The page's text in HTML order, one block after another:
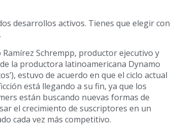
desarrollos activos. Tienes que elegir con
Ramírez Schrempp, productor ejecutivo y
la productora latinoamericana Dynamo
estuvo de acuerdo en que el ciclo actual
está llegando a su fin, ya que los
están buscando nuevas formas de
el crecimiento de suscriptores en un
cada vez más competitivo.